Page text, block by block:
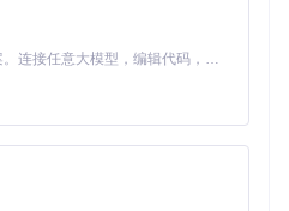
置快速部署到整个组织网络，确
功能会智能计算不同界面元素
导致的布局错乱。
Claude Code 的开源替代方案。连接任意大模型，编辑代码，运行命令，自动验证 — 全自动执行。用 Rust 构建，极致性能。 ｜ An open-source alternative to Claude Code. Connect any LLM, edit code, run commands, and verify changes — autonomously. Built in Rust for speed. Get Started